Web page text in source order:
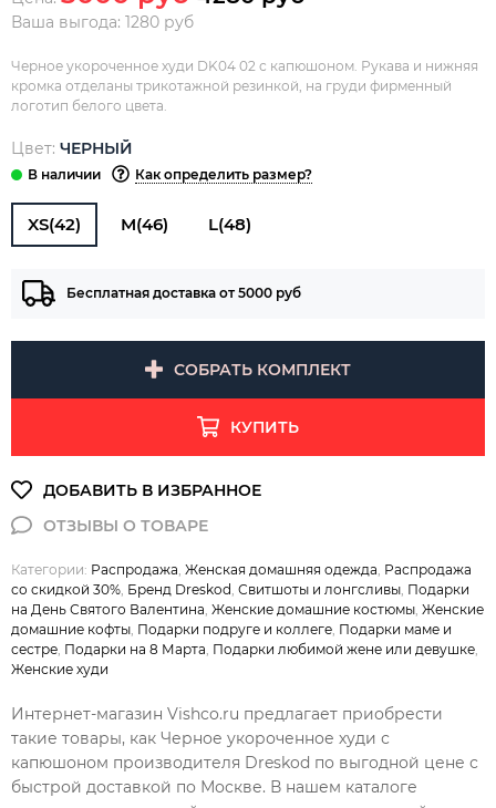
Ваша выгода: 1280 руб
Черное укороченное худи DK04 02 с капюшоном. Рукава и нижняя
кромка отделаны трикотажной резинкой, на груди фирменный
логотип белого цвета.
Цвет: ЧЕРНЫЙ
Как определить размер?
XS(42) M(46) L(48)
Бесплатная доставка от 5000 руб
СОБРАТЬ КОМПЛЕКТ
КУПИТЬ
Категории: Распродажа Женская домашняя одежда Распродажа
со скидкой 30% Бренд Dreskod Свитшоты и лонгсливы Подарки
на День Святого Валентина Женские домашние костюмы Женские
домашние кофты Подарки подруге и коллеге Подарки маме и
сестре Подарки на 8 Марта Подарки любимой жене или девушке
Женские худи
Интернет-магазин Vishco.ru предлагает приобрести
такие товары, как Черное укороченное худи с
капюшоном производителя Dreskod по выгодной цене с
быстрой доставкой по Москве. В нашем каталоге